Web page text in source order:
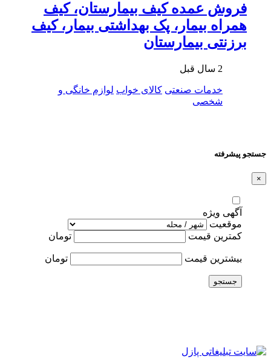
فروش عمده کیف بیمارستان، کیف
همراه بیمار، پک بهداشتی بیمار، کیف
برزنتی بیمارستان
2 سال قبل
خدمات صنعتی کالای خواب لوازم خانگی و
شخصی
جستجو پیشرفته
×
آگهی ویژه
موقعیت
کمترین قیمت
تومان
بیشترین قیمت تومان
جستجو